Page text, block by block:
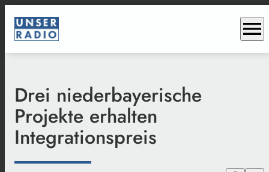
menu
Drei niederbayerische
Projekte erhalten
Integrationspreis